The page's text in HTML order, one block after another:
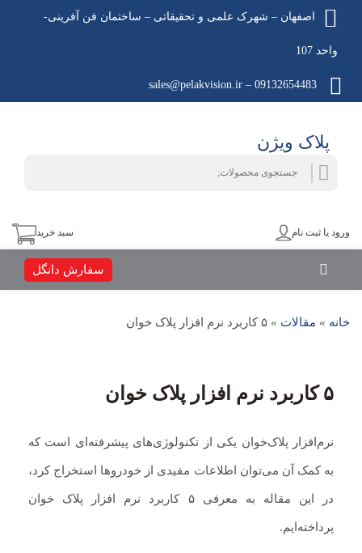
اصفهان – شهرک علمی و تحقیقاتی – ساختمان فن آفرینی-
واحد 107
09132654483 – sales@pelakvision.ir
پلاک ویژن
ورود یا ثبت نام سبد خرید
سفارش دانگل
خانه » مقالات » ۵ کاربرد نرم‌ افزار پلاک‌ خوان
۵ کاربرد نرم‌ افزار پلاک‌ خوان
نرم‌افزار پلاک‌خوان یکی از تکنولوژی‌های پیشرفته‌ای است که
به کمک آن می‌توان اطلاعات مفیدی از خودروها استخراج کرد،
در این مقاله به معرفی ۵ کاربرد نرم‌ افزار پلاک‌ خوان
پرداخته‌ایم.